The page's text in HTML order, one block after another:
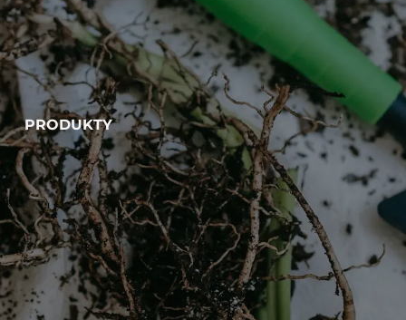
PRODUKTY